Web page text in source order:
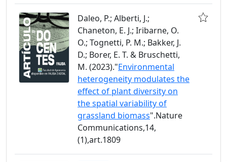
Daleo, P.; Alberti, J.;
Chaneton, E. J.; Iribarne, O.
O.; Tognetti, P. M.; Bakker, J.
D.; Borer, E. T. & Bruschetti,
M. (2023)."Environmental
heterogeneity modulates the
effect of plant diversity on
the spatial variability of
grassland biomass".Nature
Communications,14,
(1),art.1809